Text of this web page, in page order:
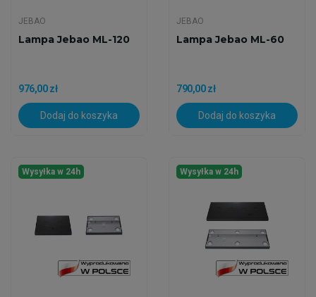
JEBAO
Lampa Jebao ML-120
976,00 zł
Dodaj do koszyka
JEBAO
Lampa Jebao ML-60
790,00 zł
Dodaj do koszyka
Wysyłka w 24h Wysyłka w 24h